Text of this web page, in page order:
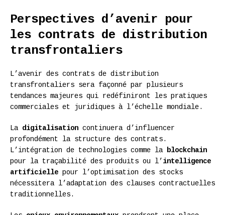
Perspectives d’avenir pour
les contrats de distribution
transfrontaliers
L’avenir des contrats de distribution
transfrontaliers sera façonné par plusieurs
tendances majeures qui redéfiniront les pratiques
commerciales et juridiques à l’échelle mondiale.
La digitalisation continuera d’influencer
profondément la structure des contrats.
L’intégration de technologies comme la
blockchain
pour la traçabilité des produits ou l’ intelligence
artificielle pour l’optimisation des stocks
nécessitera l’adaptation des clauses contractuelles
traditionnelles.